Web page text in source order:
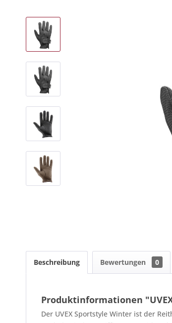
Beschreibung Bewertungen 0
Produktinformationen
Der UVEX Sportstyle Winter ist der